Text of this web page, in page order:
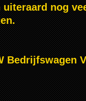
nog
Bedrijfswagen